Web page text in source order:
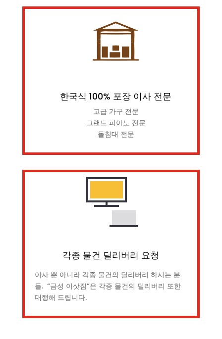
한국식 100% 포장 이사 전문
고급 가구 전문
그랜드 피아노 전문
돌침대 전문
각종 물건 딜리버리 요청
이사 뿐 아니라 각종 물건의 딜리버리 하시는 분
들. “금성 이삿짐”은 각종 물건의 딜리버리 또한
대행해 드립니다.